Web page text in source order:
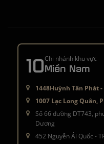
10Chi nhánh khu vực
Miền Nam
1448Huỳnh Tấn Phát -
1007 Lạc Long Quân,
Số 66 đường DT743,
Dương
452 Nguyễn Ái Quốc -